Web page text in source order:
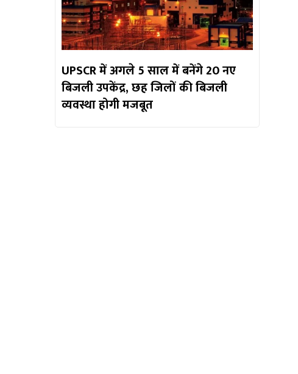
UPSCR में अगले 5 साल में बनेंगे 20 नए
बिजली उपकेंद्र, छह जिलों की बिजली
व्यवस्था होगी मजबूत